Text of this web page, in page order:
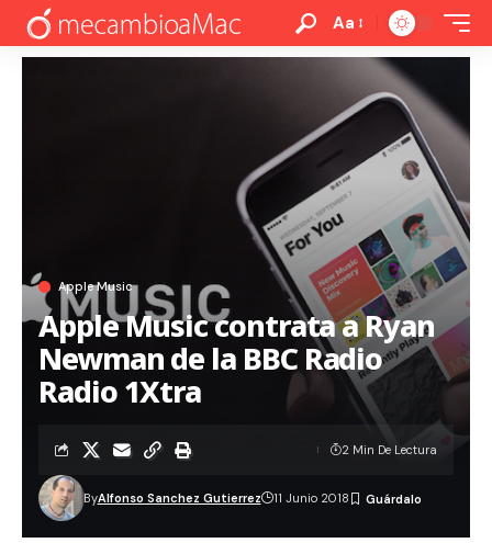
Aa
Apple Music
Apple Music contrata a Ryan
Newman de la BBC Radio
Radio 1Xtra
ByAlfonso Sanchez Gutierrez 11 Junio 2018
2 Min De Lectura